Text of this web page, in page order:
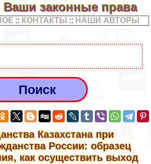
Ваши законные права
:: КОНТАКТЫ :: НАШИ АВТОРЫ
Казахстана при
России: образец
как осуществить выход